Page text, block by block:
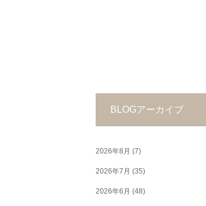
BLOGアーカイブ
2026年8月 (7)
2026年7月 (35)
2026年6月 (48)